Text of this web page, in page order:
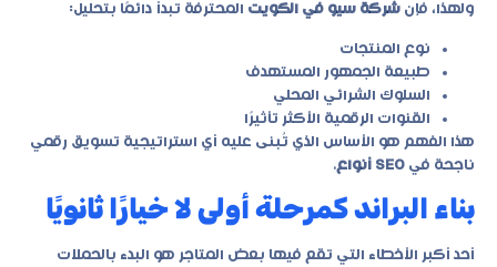
ولهذا، فإن شركة سيو في الكويت المحترفة تبدأ دائمًا بتحليل:
نوع المنتجات
طبيعة الجمهور المستهدف
السلوك الشرائي المحلي
القنوات الرقمية الأكثر تأثيرًا
هذا الفهم هو الأساس الذي تُبنى عليه أي استراتيجية تسويق رقمي
ناجحة في SEO أنواع .
بناء البراند كمرحلة أولى لا خيارًا ثانويًا
أحد أكبر الأخطاء التي تقع فيها بعض المتاجر هو البدء بالحملات